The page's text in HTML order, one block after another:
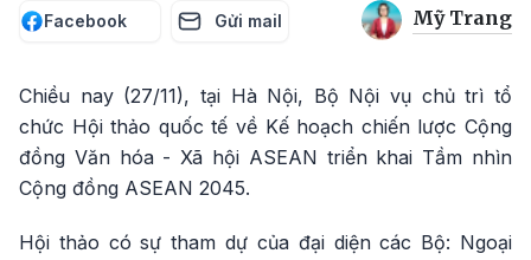
Facebook Gửi mail Mỹ Trang
Chiều nay (27/11), tại Hà Nội, Bộ Nội vụ chủ trì tổ
chức Hội thảo quốc tế về Kế hoạch chiến lược Cộng
đồng Văn hóa - Xã hội ASEAN triển khai Tầm nhìn
Cộng đồng ASEAN 2045.
Hội thảo có sự tham dự của đại diện các Bộ: Ngoại